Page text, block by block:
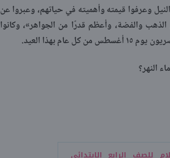
وعرفوا قيمته وأهميته في حياتهم، وعبروا عن
والفضة، وأعظم قدرًا من الجواهر»، وكانوا
بهذا العيد.
النهر؟
للصف الرابع الابتدائي